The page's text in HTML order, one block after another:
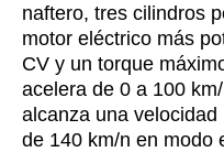
naftero, tres cilindros
motor eléctrico más
CV y un torque
acelera de 0 a 100
alcanza una
de 140 km/n en modo